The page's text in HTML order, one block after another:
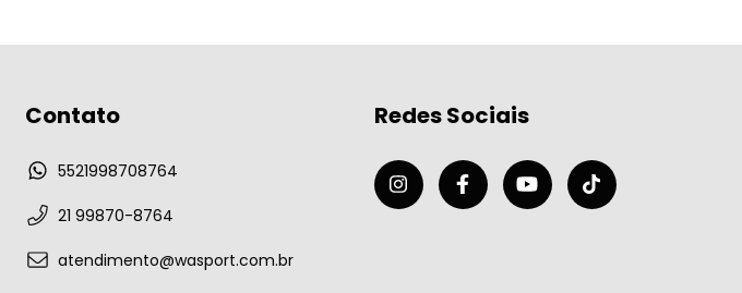
Contato
5521998708764
21 99870-8764
atendimento@wasport.com.br
Redes Sociais